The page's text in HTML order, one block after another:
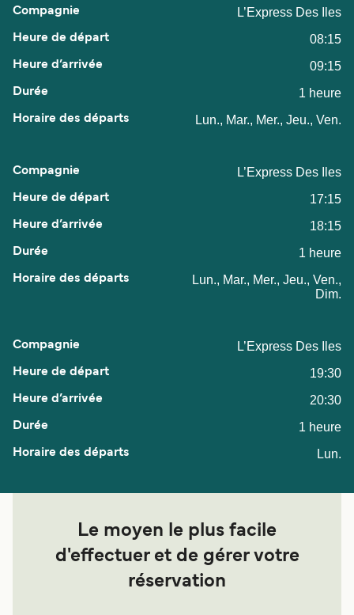
L’Express Des Iles
08:15
09:15
1 heure
Lun., Mar., Mer., Jeu., Ven.
L’Express Des Iles
17:15
18:15
1 heure
Lun., Mar., Mer., Jeu., Ven.,
Dim.
L’Express Des Iles
19:30
20:30
1 heure
Lun.
Le moyen le plus facile
d'effectuer et de gérer votre
réservation